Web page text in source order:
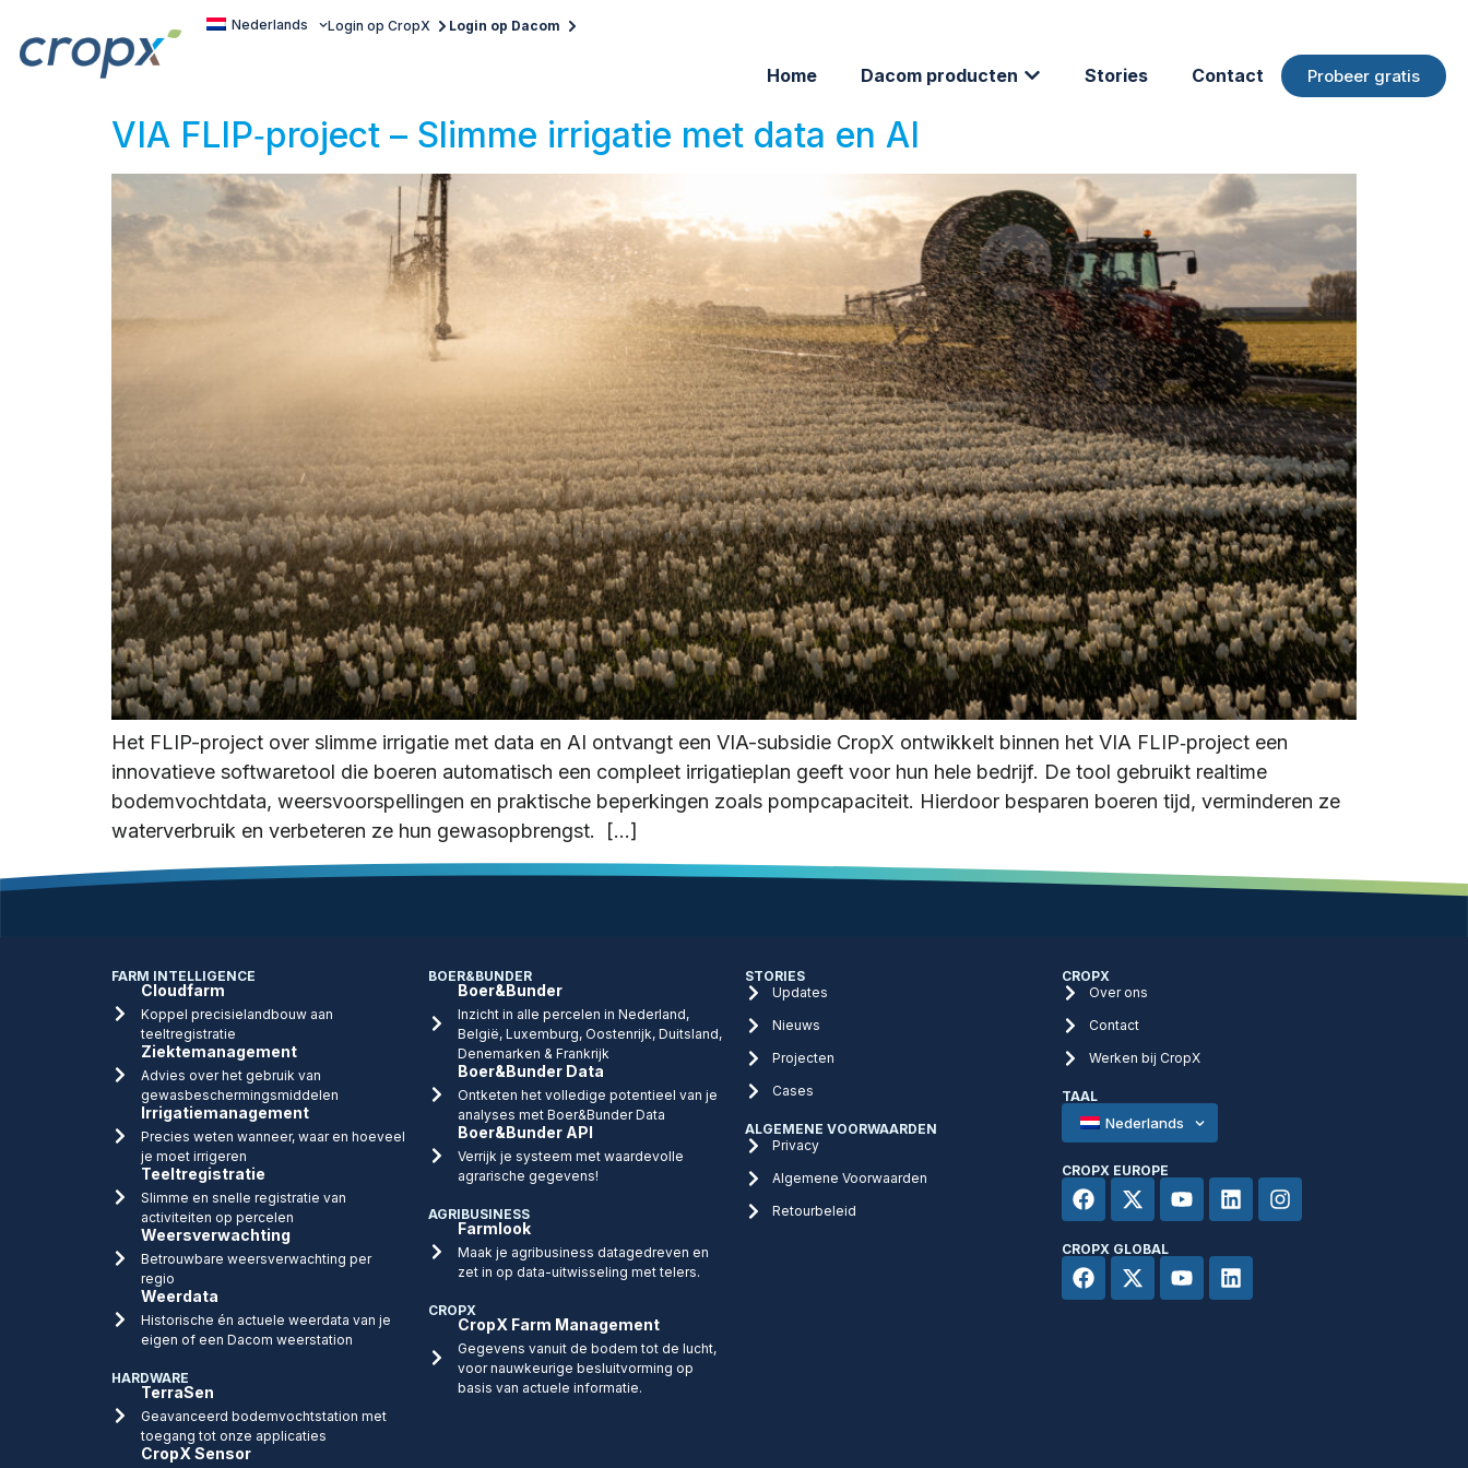
Nederlands Login op CropX Login op Dacom
Home Dacom producten Stories Contact Probeer gratis
VIA FLIP‑project – Slimme irrigatie met data en AI
Het FLIP-project over slimme irrigatie met data en AI ontvangt een VIA-subsidie CropX ontwikkelt binnen het VIA FLIP‑project een
innovatieve softwaretool die boeren automatisch een compleet irrigatieplan geeft voor hun hele bedrijf. De tool gebruikt realtime
bodemvochtdata, weersvoorspellingen en praktische beperkingen zoals pompcapaciteit. Hierdoor besparen boeren tijd, verminderen ze
waterverbruik en verbeteren ze hun gewasopbrengst. […]
FARM INTELLIGENCE
Cloudfarm
Koppel precisielandbouw aan
teeltregistratie
Ziektemanagement
Advies over het gebruik van
gewasbeschermingsmiddelen
Irrigatiemanagement
Precies weten wanneer, waar en hoeveel
je moet irrigeren
Teeltregistratie
Slimme en snelle registratie van
activiteiten op percelen
Weersverwachting
Betrouwbare weersverwachting per
regio
Weerdata
Historische én actuele weerdata van je
eigen of een Dacom weerstation
HARDWARE
TerraSen
Geavanceerd bodemvochtstation met
toegang tot onze applicaties
CropX Sensor
BOER&BUNDER
Boer&Bunder
Inzicht in alle percelen in Nederland,
België, Luxemburg, Oostenrijk, Duitsland,
Denemarken & Frankrijk
Boer&Bunder Data
Ontketen het volledige potentieel van je
analyses met Boer&Bunder Data
Boer&Bunder API
Verrijk je systeem met waardevolle
agrarische gegevens!
AGRIBUSINESS
Farmlook
Maak je agribusiness datagedreven en
zet in op data-uitwisseling met telers.
CROPX
CropX Farm Management
Gegevens vanuit de bodem tot de lucht,
voor nauwkeurige besluitvorming op
basis van actuele informatie.
STORIES
Updates
Nieuws
Projecten
Cases
ALGEMENE VOORWAARDEN
Privacy
Algemene Voorwaarden
Retourbeleid
CROPX
Over ons
Contact
Werken bij CropX
TAAL
Nederlands
CROPX EUROPE
CROPX GLOBAL